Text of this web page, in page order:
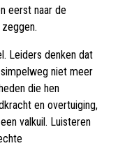
eerst naar de
Leiders denken dat
niet meer
die hen
en overtuiging,
valkuil. Luisteren